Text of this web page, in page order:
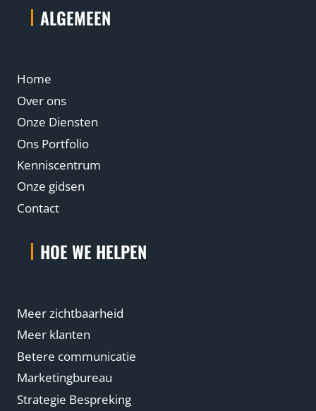
ALGEMEEN
Home
Over ons
Onze Diensten
Ons Portfolio
Kenniscentrum
Onze gidsen
Contact
HOE WE HELPEN
Meer zichtbaarheid
Meer klanten
Betere communicatie
Marketingbureau
Strategie Bespreking